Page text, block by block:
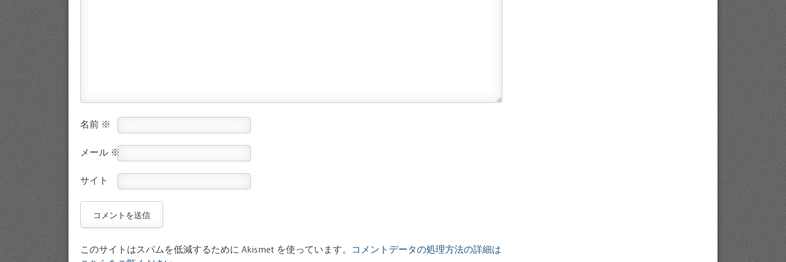
名前 ※
メール ※
サイト
このサイトはスパムを低減するために Akismet を使っています。 コメントデータの処理方法の詳細は